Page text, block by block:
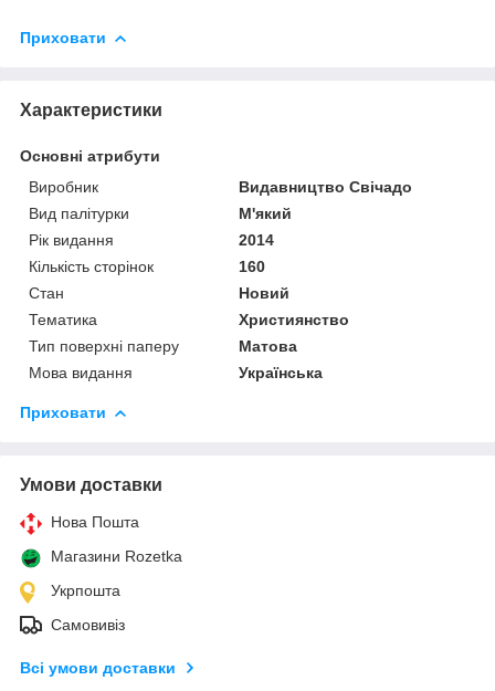
Приховати
Характеристики
Основні атрибути
Виробник
Видавництво Свічадо
Вид палітурки
М'який
Рік видання
2014
Кількість сторінок
160
Стан
Новий
Тематика
Християнство
Тип поверхні паперу
Матова
Мова видання
Українська
Приховати
Умови доставки
Нова Пошта
Магазини Rozetka
Укрпошта
Самовивіз
Всі умови доставки